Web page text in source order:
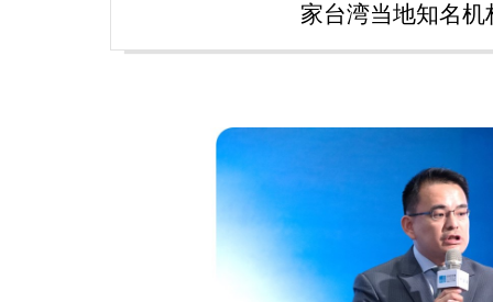
家台湾当地知名机